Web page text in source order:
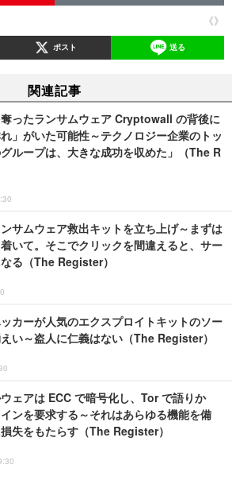
《》
ポスト 送る
関連記事
ったランサムウェア Cryptowall の背後に
れ」がいた可能性～テクノロジー企業のトッ
ループは、大きな成功を収めた」（The R
サムウェア救出キットを立ち上げ～まずは
いて。そこでクリックを間違えると、サー
る（The Register）
カーが人気のエクスプロイトキットのソー
い～盗人に仁義はない（The Register）
ェアは ECC で暗号化し、Tor で語りか
ンを要求する～それはあらゆる機能を備
失をもたらす（The Register）